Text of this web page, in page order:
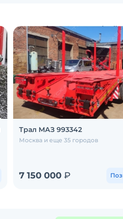
Трал МАЗ 993342
Москва и еще 35 городов
7 150 000 ₽